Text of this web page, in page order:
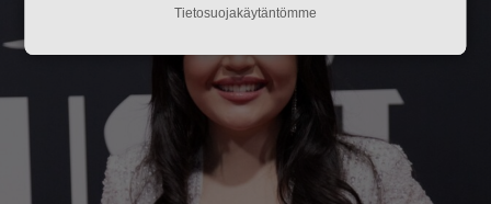
Tietosuojakäytäntömme